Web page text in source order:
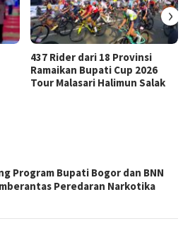
437 Rider dari 18 Provinsi
Ramaikan Bupati Cup 2026
Tour Malasari Halimun Salak
›
Program Bupati Bogor dan BNN
Peredaran Narkotika